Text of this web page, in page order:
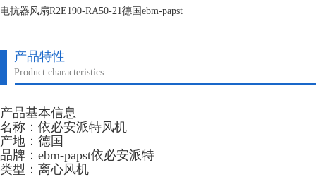
电抗器风扇R2E190-RA50-21德国ebm-papst
产品特性
Product characteristics
产品基本信息
名称：依必安派特风机
产地：德国
品牌：ebm-papst依必安派特
类型：离心风机